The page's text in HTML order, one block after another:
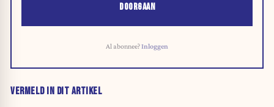
DOORGAAN
Al abonnee?Inloggen
VERMELD IN DIT ARTIKEL